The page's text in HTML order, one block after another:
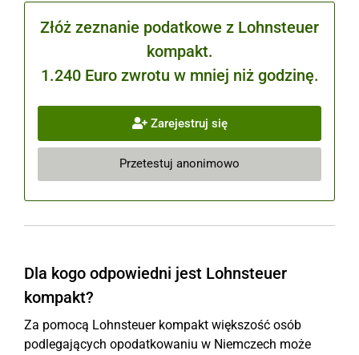
Złóż zeznanie podatkowe z Lohnsteuer
kompakt.
1.240 Euro zwrotu w mniej niż godzinę.
Zarejestruj się
Przetestuj anonimowo
Dla kogo odpowiedni jest Lohnsteuer
kompakt?
Za pomocą Lohnsteuer kompakt większość osób
podlegających opodatkowaniu w Niemczech może